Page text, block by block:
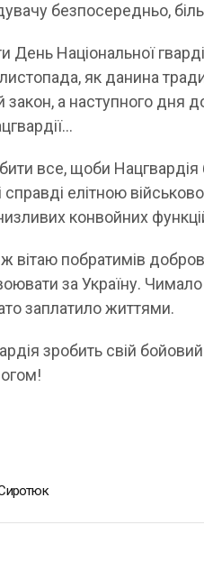
безпосередньо,
День Національної
як данина
закон, а наступного дня
все, щоби
справді елітною
конвойних
вітаю побратимів
за Україну. Чимало
заплатило життями.
зробить свій